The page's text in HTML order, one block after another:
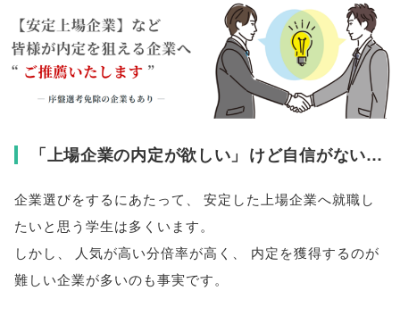
「上場企業の内定が欲しい 」 けど自信がない…
企業選びをするにあたって 、
安定した上場企業へ就職し
たいと思う学生は多くいます。
しかし 、 人気が高い分倍率が高く 、
内定を獲得するのが
難しい企業が多いのも事実です。